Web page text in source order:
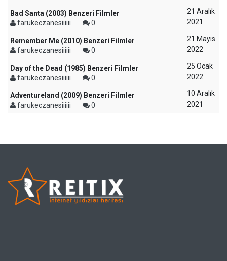
Bad Santa (2003) Benzeri Filmler
farukeczanesiiiiii
0
21 Aralık
2021
Remember Me (2010) Benzeri Filmler
farukeczanesiiiiii
0
21 Mayıs
2022
Day of the Dead (1985) Benzeri Filmler
farukeczanesiiiiii
0
25 Ocak
2022
Adventureland (2009) Benzeri Filmler
farukeczanesiiiiii
0
10 Aralık
2021